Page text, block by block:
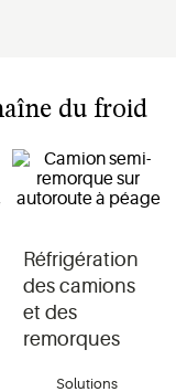
du froid
Réfrigération
des camions
et des
remorques
Solutions